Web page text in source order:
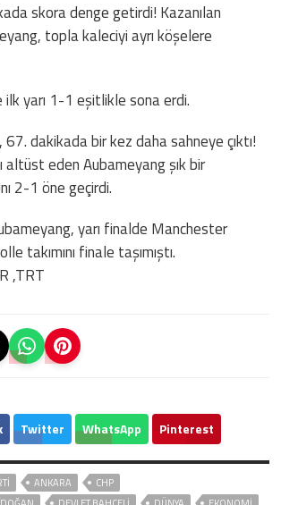
skora denge getirdi! Kazanılan
topla kaleciyi ayrı köşelere
ilk yarı 1-1 eşitlikle sona erdi.
dakikada bir kez daha sahneye çıktı!
altüst eden Aubameyang şık bir
2-1 öne geçirdi.
yarı finalde Manchester
takımını finale taşımıştı.
,TRT
Twitter WhatsApp Pinterest
ANKARA
CHP